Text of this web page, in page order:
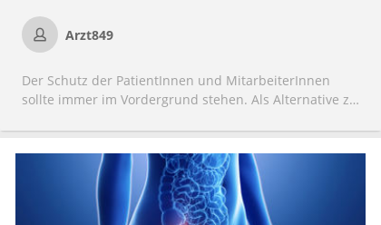
Arzt849
Der Schutz der PatientInnen und MitarbeiterInnen
sollte immer im Vordergrund stehen. Als Alternative zu
interessant.